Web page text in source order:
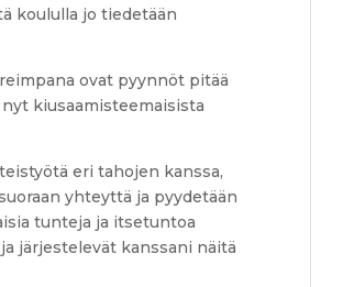
koululla jo tiedetään
ovat pyynnöt pitää
kiusaamisteemaisista
eri tahojen kanssa,
yhteyttä ja pyydetään
tunteja ja itsetuntoa
järjestelevät kanssani näitä